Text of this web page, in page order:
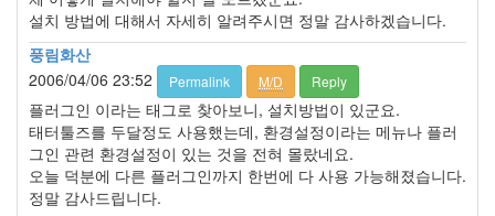
설치 방법에 대해서 자세히 알려주시면 정말 감사하겠습니다.
풍림화산
2006/04/06 23:52
Permalink M/D Reply
플러그인 이라는 태그로 찾아보니, 설치방법이 있군요.
태터툴즈를 두달정도 사용했는데, 환경설정이라는 메뉴나 플러
그인 관련 환경설정이 있는 것을 전혀 몰랐네요.
오늘 덕분에 다른 플러그인까지 한번에 다 사용 가능해졌습니다.
정말 감사드립니다.